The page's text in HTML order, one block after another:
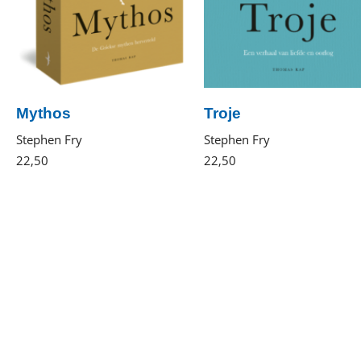
Mythos
Stephen Fry
22,50
Troje
Stephen Fry
22,50